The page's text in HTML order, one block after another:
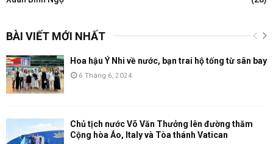
BÀI VIẾT MỚI NHẤT
Hoa hậu Ý Nhi về nước, bạn trai hộ tống từ sân bay
6 Tháng 6, 2024
Chủ tịch nước Võ Văn Thưởng lên đường thăm
Cộng hòa Áo, Italy và Tòa thánh Vatican